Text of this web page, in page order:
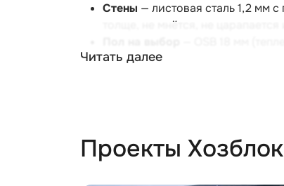
Стены — листовая сталь 1,2 мм
толще, не мнётся, не царапается
Окна— верхний свет и
Читать далее
Проекты